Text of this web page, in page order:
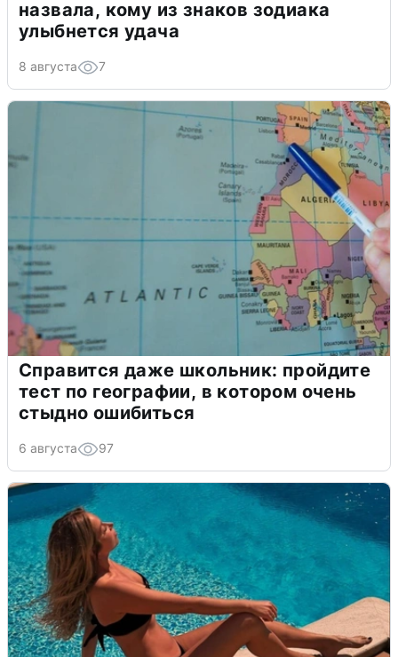
назвала, кому из знаков зодиака
улыбнется удача
8 августа 7
Справится даже школьник: пройдите
тест по географии, в котором очень
стыдно ошибиться
6 августа 97